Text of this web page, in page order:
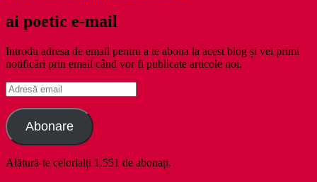
ai poetic e-mail
Introdu adresa de email pentru a te abona la acest blog și vei primi
notificări prin email când vor fi publicate articole noi.
Adresă
email
Abonare
Alătură-te celorlalți 1.551 de abonați.